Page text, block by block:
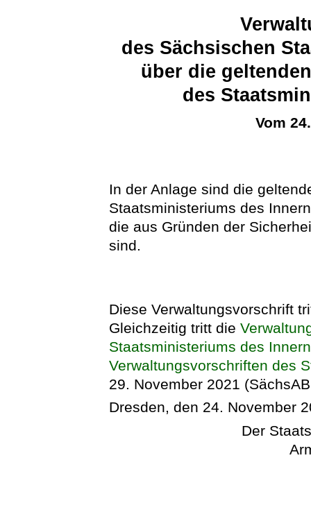
des Sächsischen
über die
des
Vom
In der Anlage sind die
Staatsministeriums des
die aus Gründen der
sind.
Diese Verwaltungsvorschrift
Gleichzeitig tritt die
Staatsministeriums des
Verwaltungsvorschriften des
29. November 2021
Dresden, den 24. November
Der